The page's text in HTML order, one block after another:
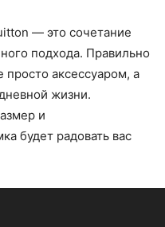
— это сочетание
подхода. Правильно
просто аксессуаром, а
жизни.
и
будет радовать вас